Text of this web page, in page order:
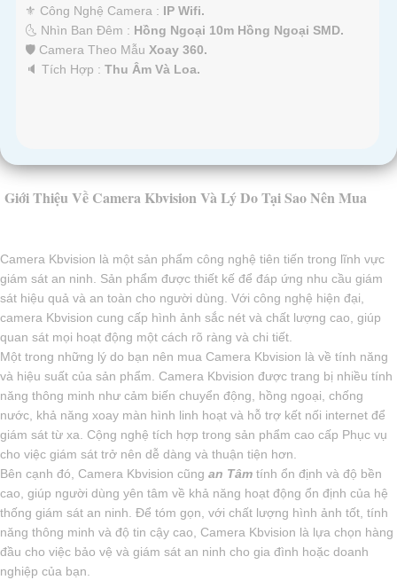
⚜️ Công Nghệ Camera : IP Wifi.
🌜 Nhìn Ban Đêm : Hồng Ngoại 10m Hồng Ngoại SMD.
🛡 Camera Theo Mẫu Xoay 360.
️🔈 Tích Hợp : Thu Âm Và Loa.
Giới Thiệu Về Camera Kbvision Và Lý Do Tại Sao Nên Mua
Camera Kbvision là một sản phẩm công nghệ tiên tiến trong lĩnh vực
giám sát an ninh. Sản phẩm được thiết kế để đáp ứng nhu cầu giám
sát hiệu quả và an toàn cho người dùng. Với công nghệ hiện đại,
camera Kbvision cung cấp hình ảnh sắc nét và chất lượng cao, giúp
quan sát mọi hoạt động một cách rõ ràng và chi tiết.
Một trong những lý do bạn nên mua Camera Kbvision là về tính năng
và hiệu suất của sản phẩm. Camera Kbvision được trang bị nhiều tính
năng thông minh như cảm biến chuyển động, hồng ngoại, chống
nước, khả năng xoay màn hình linh hoạt và hỗ trợ kết nối internet để
giám sát từ xa. Cộng nghệ tích hợp trong sản phẩm cao cấp Phục vụ
cho việc giám sát trở nên dễ dàng và thuận tiện hơn.
Bên cạnh đó, Camera Kbvision cũng an Tâm tính ổn định và độ bền
cao, giúp người dùng yên tâm về khả năng hoạt động ổn định của hệ
thống giám sát an ninh. Để tóm gọn, với chất lượng hình ảnh tốt, tính
năng thông minh và độ tin cậy cao, Camera Kbvision là lựa chọn hàng
đầu cho việc bảo vệ và giám sát an ninh cho gia đình hoặc doanh
nghiệp của bạn.